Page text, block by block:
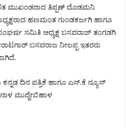
ಮುಖಂಡರಾದ ತಿಪ್ಪಣ್ ದೊಡಮನಿ
ಹಣಮಂತ ಗುಂಡಕರ್ಜಗಿ ಹಾಗೂ
ಸಮಿತಿ ಅಧ್ಯಕ್ಷ ಬಸವರಾಜ್ ತಂಗಡಗಿ
ಬಸವರಾಜ ನೀಲಪ್ಪ ಇತರರು
ದಿನ ಪತ್ರಿಕೆ ಹಾಗೂ ಎಸ್.ಕೆ ನ್ಯೂಸ್
ಮುದ್ದೇಬಿಹಾಳ